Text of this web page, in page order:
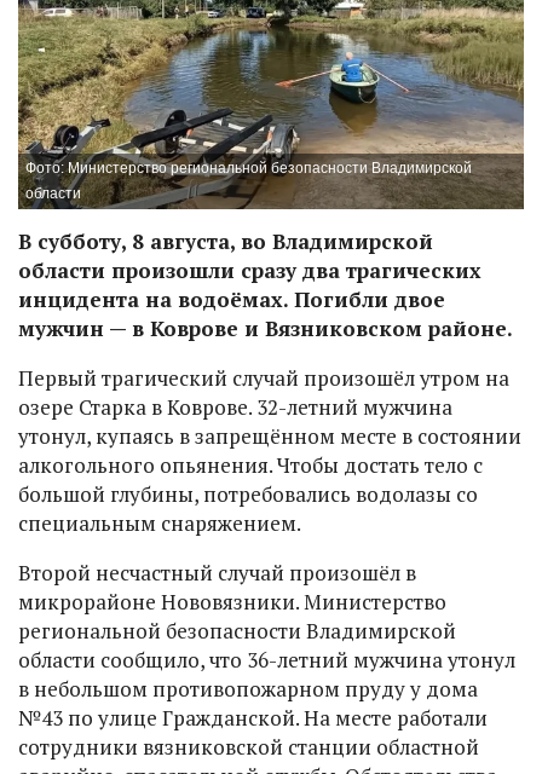
Фото: Министерство региональной безопасности Владимирской
области
В субботу, 8 августа, во Владимирской
области произошли сразу два трагических
инцидента на водоёмах. Погибли двое
мужчин — в Коврове и Вязниковском районе.
Первый трагический случай произошёл утром на
озере Старка в Коврове. 32-летний мужчина
утонул, купаясь в запрещённом месте в состоянии
алкогольного опьянения. Чтобы достать тело с
большой глубины, потребовались водолазы со
специальным снаряжением.
Второй несчастный случай произошёл в
микрорайоне Нововязники. Министерство
региональной безопасности Владимирской
области сообщило, что 36-летний мужчина утонул
в небольшом противопожарном пруду у дома
№43 по улице Гражданской. На месте работали
сотрудники вязниковской станции областной